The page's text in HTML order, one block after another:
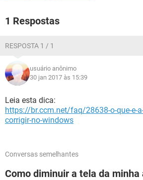
1 Respostas
RESPOSTA 1 / 1
usuário anônimo
30 jan 2017 às 15:39
Leia esta dica:
https://br.ccm.net/faq/28638-o-que-e-
corrigir-no-windows
Conversas semelhantes
Como diminuir a tela da